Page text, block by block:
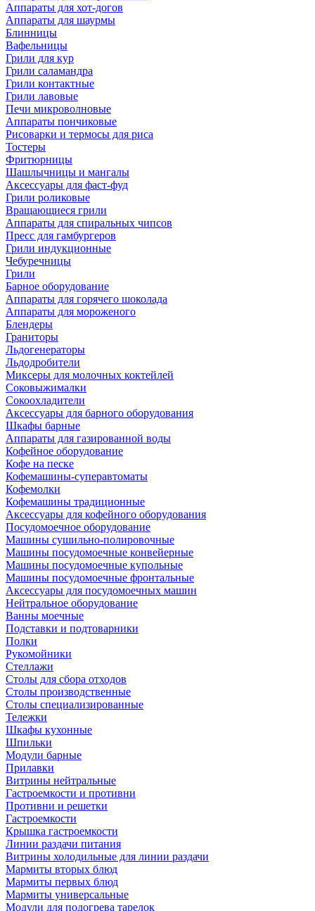
Аппараты для хот-догов
Аппараты для шаурмы
Блинницы
Вафельницы
Грили для кур
Грили саламандра
Грили контактные
Грили лавовые
Печи микроволновые
Аппараты пончиковые
Рисоварки и термосы для риса
Тостеры
Фритюрницы
Шашлычницы и мангалы
Аксессуары для фаст-фуд
Грили роликовые
Вращающиеся грили
Аппараты для спиральных чипсов
Пресс для гамбургеров
Грили индукционные
Чебуречницы
Грили
Барное оборудование
Аппараты для горячего шоколада
Аппараты для мороженого
Блендеры
Граниторы
Льдогенераторы
Льдодробители
Миксеры для молочных коктейлей
Соковыжималки
Сокоохладители
Аксессуары для барного оборудования
Шкафы барные
Аппараты для газированной воды
Кофейное оборудование
Кофе на песке
Кофемашины-суперавтоматы
Кофемолки
Кофемашины традиционные
Аксессуары для кофейного оборудования
Посудомоечное оборудование
Машины сушильно-полировочные
Машины посудомоечные конвейерные
Машины посудомоечные купольные
Машины посудомоечные фронтальные
Аксессуары для посудомоечных машин
Нейтральное оборудование
Ванны моечные
Подставки и подтоварники
Полки
Рукомойники
Стеллажи
Столы для сбора отходов
Столы производственные
Столы специализированные
Тележки
Шкафы кухонные
Шпильки
Модули барные
Прилавки
Витрины нейтральные
Гастроемкости и противни
Противни и решетки
Гастроемкости
Крышка гастроемкости
Линии раздачи питания
Витрины холодильные для линии раздачи
Мармиты вторых блюд
Мармиты первых блюд
Мармиты универсальные
Модули для подогрева тарелок